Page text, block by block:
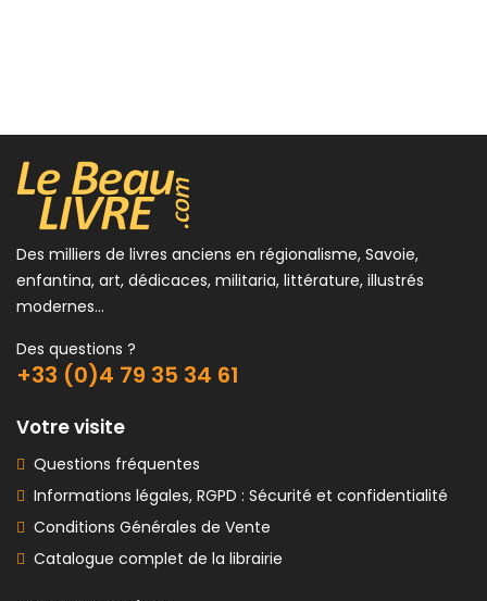
Des milliers de livres anciens en régionalisme, Savoie,
enfantina, art, dédicaces, militaria, littérature, illustrés
modernes...
Des questions ?
+33 (0)4 79 35 34 61
Votre visite
Questions fréquentes
Informations légales, RGPD : Sécurité et confidentialité
Conditions Générales de Vente
Catalogue complet de la librairie